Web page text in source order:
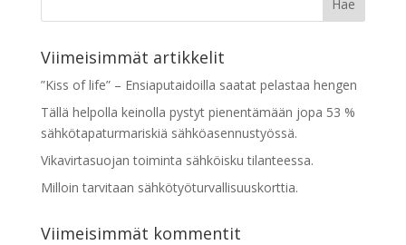
s
i
e
l
h
o
l
Viimeisimmät artikkelit
”Kiss of life” – Ensiaputaidoilla saatat pelastaa hengen
Tällä helpolla keinolla pystyt pienentämään jopa 53 %
sähkötapaturmariskiä sähköasennustyössä.
Vikavirtasuojan toiminta sähköisku tilanteessa.
Milloin tarvitaan sähkötyöturvallisuuskorttia.
Viimeisimmät kommentit